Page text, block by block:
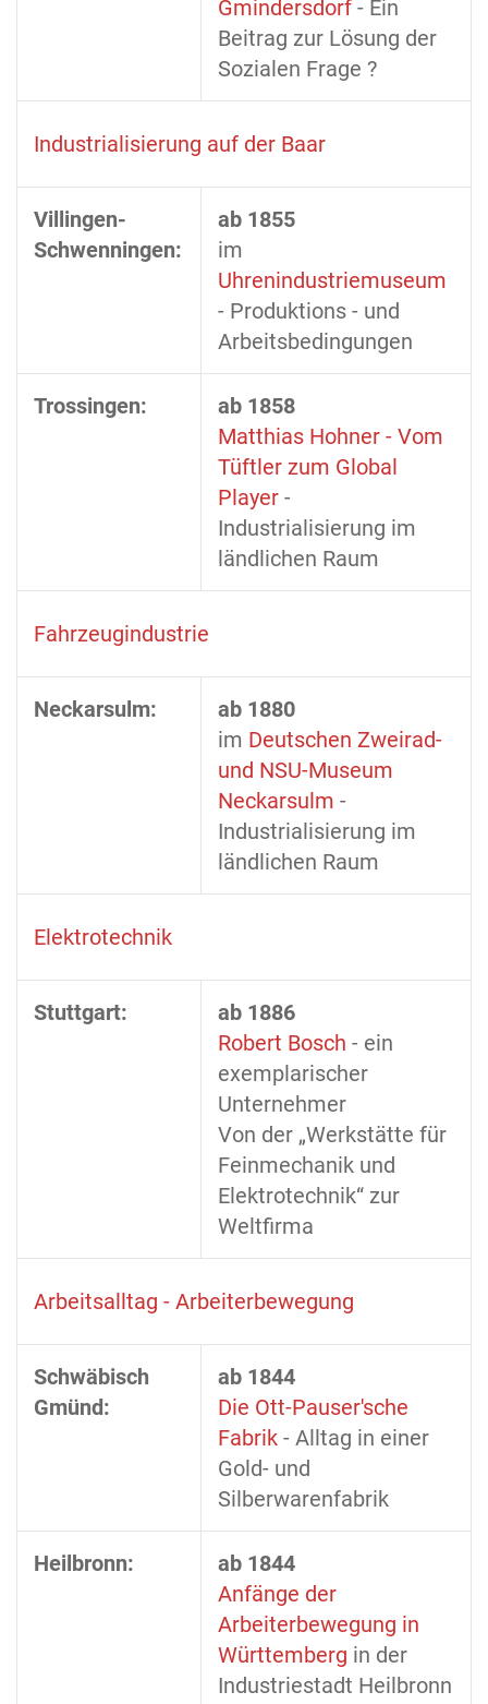
Gmindersdorf - Ein
Beitrag zur Lösung der
Sozialen Frage ?
Industrialisierung auf der Baar
Villingen-
Schwenningen:
ab 1855
im
Uhrenindustriemuseum
- Produktions - und
Arbeitsbedingungen
Trossingen:
ab 1858
Matthias Hohner - Vom
Tüftler zum Global
Player -
Industrialisierung im
ländlichen Raum
Fahrzeugindustrie
Neckarsulm:
ab 1880
im Deutschen Zweirad-
und NSU-Museum
Neckarsulm -
Industrialisierung im
ländlichen Raum
Elektrotechnik
Stuttgart:
ab 1886
Robert Bosch - ein
exemplarischer
Unternehmer
Von der „Werkstätte für
Feinmechanik und
Elektrotechnik“ zur
Weltfirma
Arbeitsalltag - Arbeiterbewegung
Schwäbisch
Gmünd:
ab 1844
Die Ott-Pauser'sche
Fabrik - Alltag in einer
Gold- und
Silberwarenfabrik
Heilbronn:
ab 1844
Anfänge der
Arbeiterbewegung in
Württemberg in der
Industriestadt Heilbronn